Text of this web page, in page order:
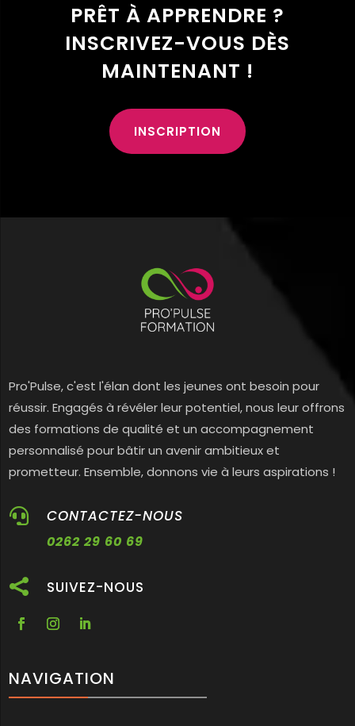
PRÊT À APPRENDRE ?
INSCRIVEZ-VOUS DÈS
MAINTENANT !
INSCRIPTION
Pro'Pulse, c'est l'élan dont les jeunes ont besoin pour
réussir. Engagés à révéler leur potentiel, nous leur offrons
des formations de qualité et un accompagnement
personnalisé pour bâtir un avenir ambitieux et
prometteur. Ensemble, donnons vie à leurs aspirations !
 CONTACTEZ-NOUS
0262 29 60 69
 SUIVEZ-NOUS
NAVIGATION